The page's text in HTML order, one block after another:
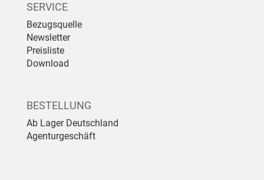
SERVICE
Bezugsquelle
Newsletter
Preisliste
Download
BESTELLUNG
Ab Lager Deutschland
Agenturgeschäft